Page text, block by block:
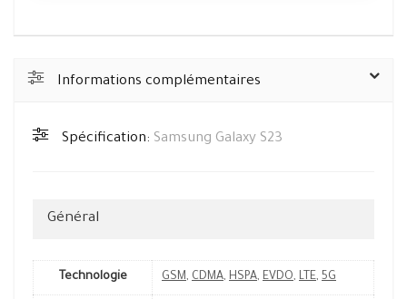
Informations complémentaires
Spécification: Samsung Galaxy S23
Général
Technologie GSM, CDMA, HSPA, EVDO, LTE, 5G